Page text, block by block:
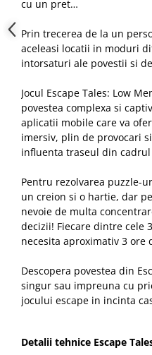
cu un pret…
Prin trecerea de la un
aceleasi locatii in moduri
intorsaturi ale povestii si
Jocul Escape Tales: Low
povestea complexa si
aplicatii mobile care va
imersiv, plin de provocari
influenta traseul din
Pentru rezolvarea puzzle-
un creion si o hartie, dar
nevoie de multa
decizii! Fiecare dintre cele
necesita aproximativ 3 ore
Descopera povestea din
singur sau impreuna cu
jocului escape in incinta
Detalii tehnice Escape